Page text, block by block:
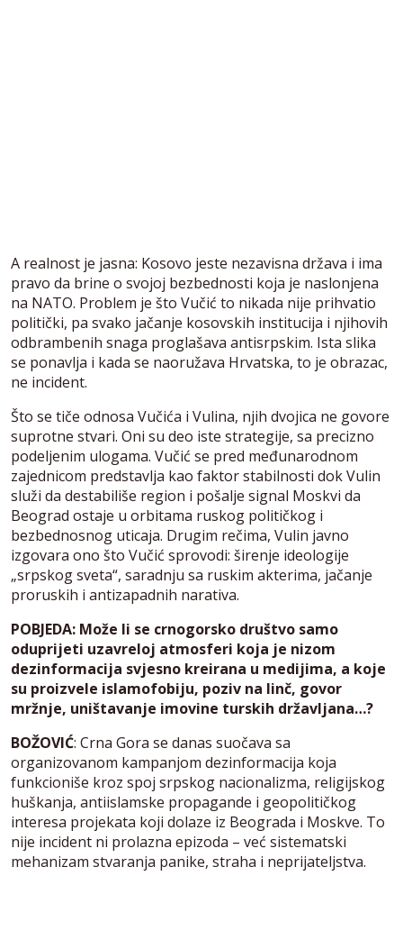
A realnost je jasna: Kosovo jeste nezavisna država i ima
pravo da brine o svojoj bezbednosti koja je naslonjena
na NATO. Problem je što Vučić to nikada nije prihvatio
politički, pa svako jačanje kosovskih institucija i njihovih
odbrambenih snaga proglašava antisrpskim. Ista slika
se ponavlja i kada se naoružava Hrvatska, to je obrazac,
ne incident.
Što se tiče odnosa Vučića i Vulina, njih dvojica ne govore
suprotne stvari. Oni su deo iste strategije, sa precizno
podeljenim ulogama. Vučić se pred međunarodnom
zajednicom predstavlja kao faktor stabilnosti dok Vulin
služi da destabiliše region i pošalje signal Moskvi da
Beograd ostaje u orbitama ruskog političkog i
bezbednosnog uticaja. Drugim rečima, Vulin javno
izgovara ono što Vučić sprovodi: širenje ideologije
„srpskog sveta“, saradnju sa ruskim akterima, jačanje
proruskih i antizapadnih narativa.
POBJEDA: Može li se crnogorsko društvo samo
oduprijeti uzavreloj atmosferi koja je nizom
dezinformacija svjesno kreirana u medijima, a koje
su proizvele islamofobiju, poziv na linč, govor
mržnje, uništavanje imovine turskih državljana…?
BOŽOVIĆ: Crna Gora se danas suočava sa
organizovanom kampanjom dezinformacija koja
funkcioniše kroz spoj srpskog nacionalizma, religijskog
huškanja, antiislamske propagande i geopolitičkog
interesa projekata koji dolaze iz Beograda i Moskve. To
nije incident ni prolazna epizoda – već sistematski
mehanizam stvaranja panike, straha i neprijateljstva.